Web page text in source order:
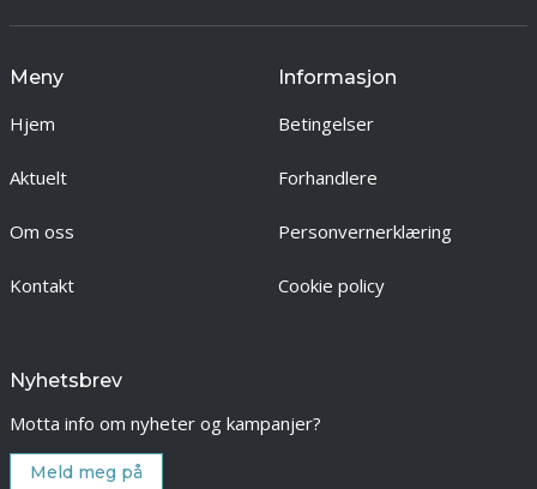
Meny
Hjem
Aktuelt
Om oss
Kontakt
Informasjon
Betingelser
Forhandlere
Personvernerklæring
Cookie policy
Nyhetsbrev
Motta info om nyheter og kampanjer?
Meld meg på